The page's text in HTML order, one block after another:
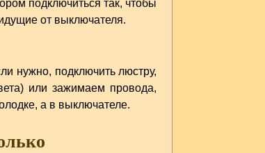
подключиться так, чтобы
от выключателя.
нужно, подключить люстру,
или зажимаем провода,
а в выключателе.